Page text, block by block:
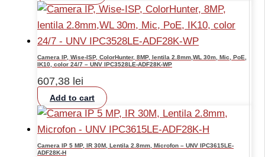
Camera IP, Wise-ISP, ColorHunter, 8MP, lentila 2.8mm,WL 30m, Mic, PoE,
IK10, color 24/7 – UNV IPC3528LE-ADF28K-WP
607,38 lei
Add to cart
Camera IP 5 MP, IR 30M, Lentila 2.8mm, Microfon – UNV IPC3615LE-
ADF28K-H